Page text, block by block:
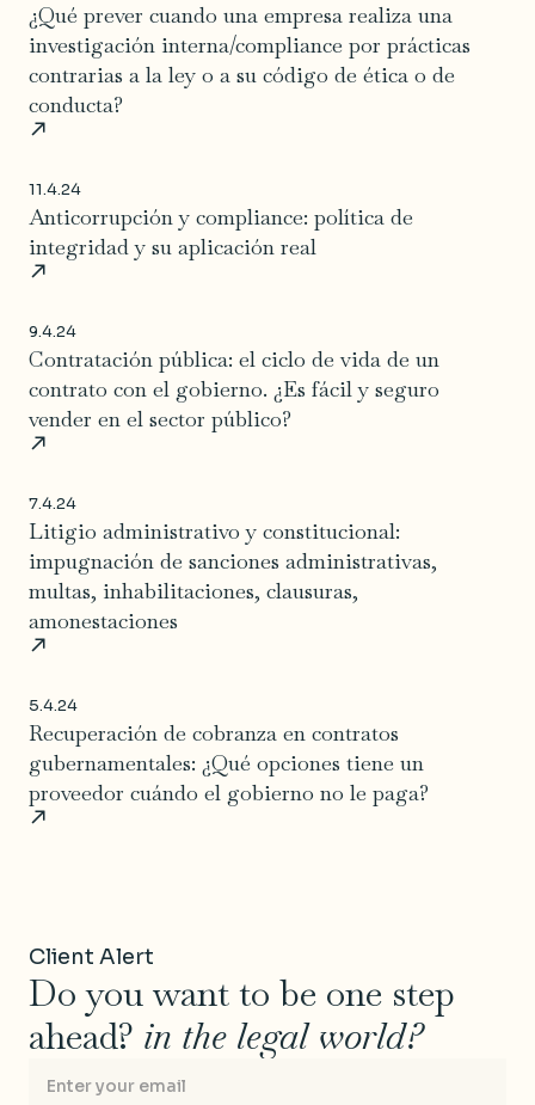
¿Qué prever cuando una empresa realiza una
investigación interna/compliance por prácticas
contrarias a la ley o a su código de ética o de
conducta?
11.4.24
Anticorrupción y compliance: política de
integridad y su aplicación real
9.4.24
Contratación pública: el ciclo de vida de un
contrato con el gobierno. ¿Es fácil y seguro
vender en el sector público?
7.4.24
Litigio administrativo y constitucional:
impugnación de sanciones administrativas,
multas, inhabilitaciones, clausuras,
amonestaciones
5.4.24
Recuperación de cobranza en contratos
gubernamentales: ¿Qué opciones tiene un
proveedor cuándo el gobierno no le paga?
Client Alert
Do you want to be one step
ahead? in the legal world?